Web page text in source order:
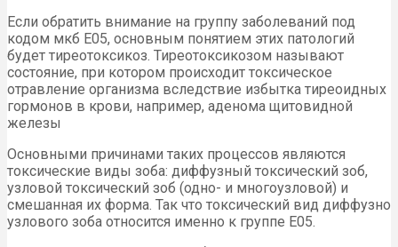
Если обратить внимание на группу заболеваний под
кодом мкб Е05, основным понятием этих патологий
будет тиреотоксикоз. Тиреотоксикозом называют
состояние, при котором происходит токсическое
отравление организма вследствие избытка тиреоидных
гормонов в крови, например, аденома щитовидной
железы
Основными причинами таких процессов являются
токсические виды зоба: диффузный токсический зоб,
узловой токсический зоб (одно- и многоузловой) и
смешанная их форма. Так что токсический вид диффузно
узлового зоба относится именно к группе Е05.